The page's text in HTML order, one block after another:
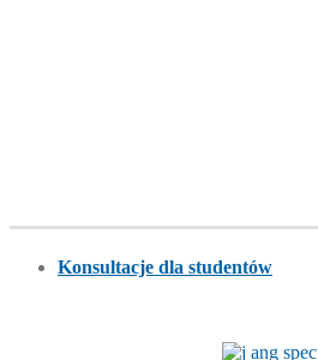
Konsultacje dla studentów